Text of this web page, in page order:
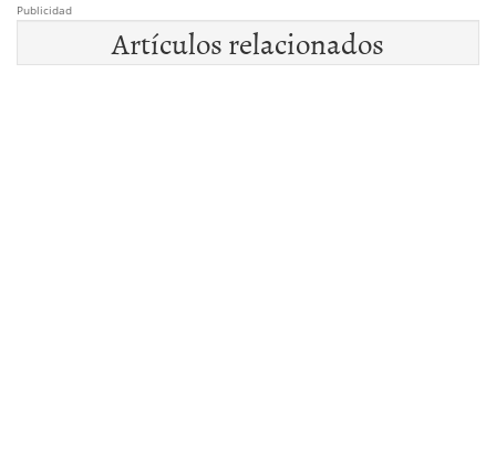
Publicidad
Artículos relacionados